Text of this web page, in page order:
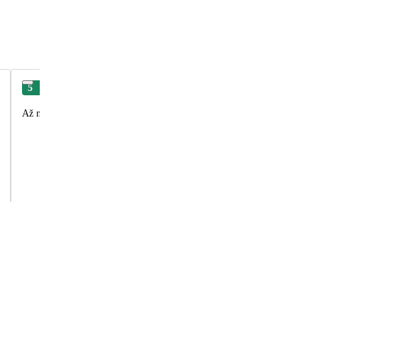
5
Až na opožděné odlety to chybu nemělo.Opravdový delegát na místě by byl výhodou.